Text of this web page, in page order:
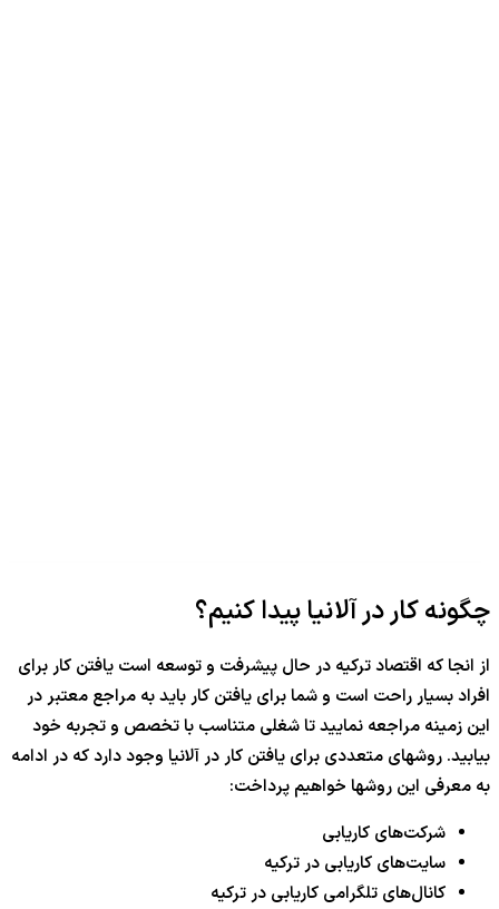
چگونه کار در آلانیا پیدا کنیم؟
از انجا که اقتصاد ترکیه در حال پیشرفت و توسعه است یافتن کار برای
افراد بسیار راحت است و شما برای یافتن کار باید به مراجع معتبر در
این زمینه مراجعه نمایید تا شغلی متناسب با تخصص و تجربه خود
بیابید. روشهای متعددی برای یافتن کار در آلانیا وجود دارد که در ادامه
به معرفی این روشها خواهیم پرداخت:
شرکت‌های کاریابی
سایت‌های کاریابی در ترکیه
کانال‌های تلگرامی کاریابی در ترکیه